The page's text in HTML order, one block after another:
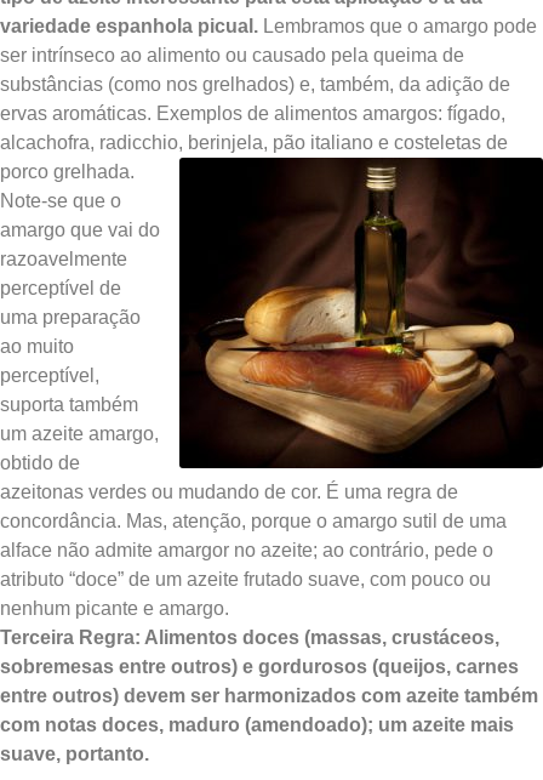
variedade espanhola picual. Lembramos que o amargo pode
ser intrínseco ao alimento ou causado pela queima de
substâncias (como nos grelhados) e, também, da adição de
ervas aromáticas. Exemplos de alimentos amargos: fígado,
alcachofra, radicchio, berinjela, pão italiano e costeletas de
porco grelhada.
Note-se que o
amargo que vai do
razoavelmente
perceptível de
uma preparação
ao muito
perceptível,
suporta também
um azeite amargo,
obtido de
azeitonas verdes ou mudando de cor. É uma regra de
concordância. Mas, atenção, porque o amargo sutil de uma
alface não admite amargor no azeite; ao contrário, pede o
atributo “doce” de um azeite frutado suave, com pouco ou
nenhum picante e amargo.
Terceira Regra: Alimentos doces (massas, crustáceos,
sobremesas entre outros) e gordurosos (queijos, carnes
entre outros) devem ser harmonizados com azeite também
com notas doces, maduro (amendoado); um azeite mais
suave, portanto.